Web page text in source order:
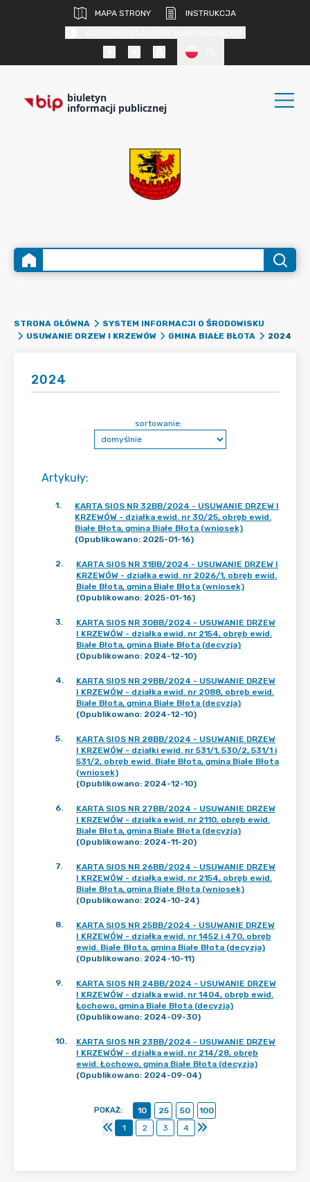
MAPA STRONY
INSTRUKCJA
biuletyn
informacji publicznej
STRONA GŁÓWNA
SYSTEM INFORMACJI O ŚRODOWISKU
USUWANIE DRZEW I KRZEWÓW
GMINA BIAŁE BŁOTA 2024
2024
Artykuły:
sortowanie:
1.
KARTA SIOS NR 32BB/2024 - USUWANIE DRZEW I
KRZEWÓW - działka ewid. nr 30/25, obręb ewid.
Białe Błota, gmina Białe Błota (wniosek)
(Opublikowano: 2025-01-16)
2.
KARTA SIOS NR 31BB/2024 - USUWANIE DRZEW I
KRZEWÓW - działka ewid. nr 2026/1, obręb ewid.
Białe Błota, gmina Białe Błota (wniosek)
(Opublikowano: 2025-01-16)
3.
KARTA SIOS NR 30BB/2024 - USUWANIE DRZEW
I KRZEWÓW - działka ewid. nr 2154, obręb ewid.
Białe Błota, gmina Białe Błota (decyzja)
(Opublikowano: 2024-12-10)
4.
KARTA SIOS NR 29BB/2024 - USUWANIE DRZEW
I KRZEWÓW - działka ewid. nr 2088, obręb ewid.
Białe Błota, gmina Białe Błota (decyzja)
(Opublikowano: 2024-12-10)
5.
KARTA SIOS NR 28BB/2024 - USUWANIE DRZEW
I KRZEWÓW - działki ewid. nr 531/1, 530/2, 531/1 i
531/2, obręb ewid. Białe Błota, gmina Białe Błota
(wniosek)
(Opublikowano: 2024-12-10)
6.
KARTA SIOS NR 27BB/2024 - USUWANIE DRZEW
I KRZEWÓW - działka ewid. nr 2110, obręb ewid.
Białe Błota, gmina Białe Błota (decyzja)
(Opublikowano: 2024-11-20)
7.
KARTA SIOS NR 26BB/2024 - USUWANIE DRZEW
I KRZEWÓW - działka ewid. nr 2154, obręb ewid.
Białe Błota, gmina Białe Błota (wniosek)
(Opublikowano: 2024-10-24)
8.
KARTA SIOS NR 25BB/2024 - USUWANIE DRZEW
I KRZEWÓW - działka ewid. nr 1452 i 470, obręb
ewid. Białe Błota, gmina Białe Błota (decyzja)
(Opublikowano: 2024-10-11)
9.
KARTA SIOS NR 24BB/2024 - USUWANIE DRZEW
I KRZEWÓW - działka ewid. nr 1404, obręb ewid.
Łochowo, gmina Białe Błota (decyzja)
(Opublikowano: 2024-09-30)
10.
KARTA SIOS NR 23BB/2024 - USUWANIE DRZEW
I KRZEWÓW - działka ewid. nr 214/28, obręb
ewid. Łochowo, gmina Białe Błota (decyzja)
(Opublikowano: 2024-09-04)
POKAŻ: 10 25 50
100
1
2 3 4